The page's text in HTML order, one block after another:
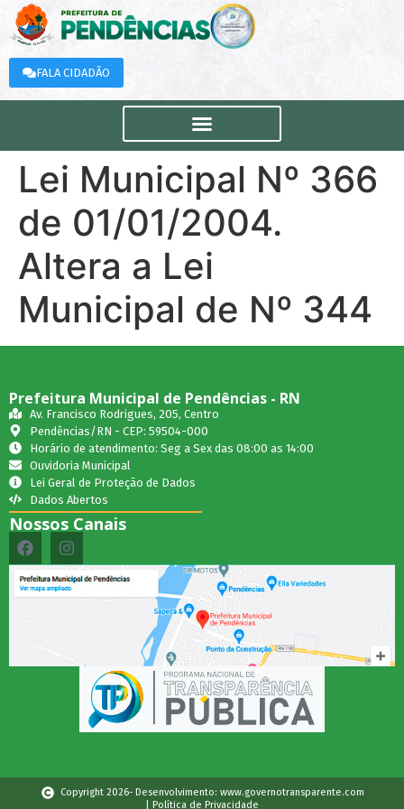
FALA CIDADÃO
Lei Municipal Nº 366
de 01/01/2004.
Altera a Lei
Municipal de Nº 344
Prefeitura Municipal de Pendências - RN
Av. Francisco Rodrigues, 205, Centro
Pendências/RN - CEP: 59504-000
Horário de atendimento: Seg a Sex das 08:00 as 14:00
Ouvidoria Municipal
Lei Geral de Proteção de Dados
Dados Abertos
Nossos Canais
Copyright 2026- Desenvolvimento: www.governotransparente.com
| Política de Privacidade